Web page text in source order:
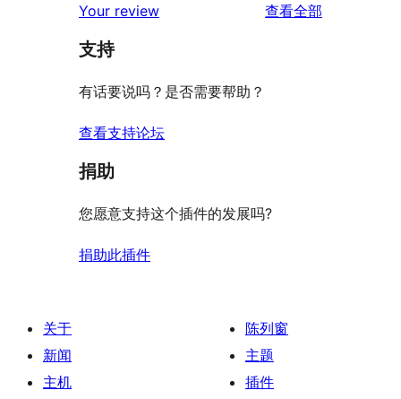
价
评
价
星
评
1
星
价
Your review 查看全部
支持
有话要说吗？是否需要帮助？
查看支持论坛
捐助
您愿意支持这个插件的发展吗?
捐助此插件
关于
新闻
主机
陈列窗
主题
插件